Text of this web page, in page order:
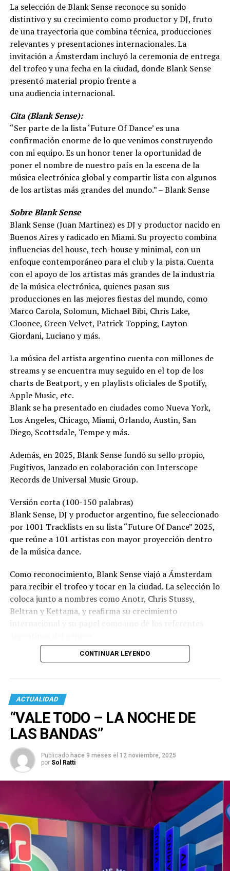
La selección de Blank Sense reconoce su sonido
distintivo y su crecimiento como productor y DJ, fruto
de una trayectoria que combina técnica, producciones
relevantes y presentaciones internacionales. La
invitación a Ámsterdam incluyó la ceremonia de entrega
del trofeo y una fecha en la ciudad, donde Blank Sense
presentó material propio frente a
una audiencia internacional.
Cita (Blank Sense):
“Ser parte de la lista ‘Future Of Dance’ es una
confirmación enorme de lo que venimos construyendo
con mi equipo. Es un honor tener la oportunidad de
poner el nombre de nuestro país en la escena de la
música electrónica global y compartir lista con algunos
de los artistas más grandes del mundo.” – Blank Sense
Sobre Blank Sense
Blank Sense (Juan Martinez) es DJ y productor nacido en
Buenos Aires y radicado en Miami. Su proyecto combina
influencias del house, tech-house y minimal, con un
enfoque contemporáneo para el club y la pista. Cuenta
con el apoyo de los artistas más grandes de la industria
de la música electrónica, quienes pasan sus
producciones en las mejores fiestas del mundo, como
Marco Carola, Solomun, Michael Bibi, Chris Lake,
Cloonee, Green Velvet, Patrick Topping, Layton
Giordani, Luciano y más.
La música del artista argentino cuenta con millones de
streams y se encuentra muy seguido en el top de los
charts de Beatport, y en playlists oficiales de Spotify,
Apple Music, etc.
Blank se ha presentado en ciudades como Nueva York,
Los Angeles, Chicago, Miami, Orlando, Austin, San
Diego, Scottsdale, Tempe y más.
Además, en 2025, Blank Sense fundó su sello propio,
Fugitivos, lanzado en colaboración con Interscope
Records de Universal Music Group.
Versión corta (100-150 palabras)
Blank Sense, DJ y productor argentino, fue seleccionado
por 1001 Tracklists en su lista “Future Of Dance” 2025,
que reúne a 101 artistas con mayor proyección dentro
de la música dance.
Como reconocimiento, Blank Sense viajó a Ámsterdam
para recibir el trofeo y tocar en la ciudad. La selección lo
coloca junto a nombres como Anotr, Chris Stussy,
Beltran y Kettama, y reafirma su crecimiento
CONTINUAR LEYENDO
ACTUALIDAD
“VALE TODO – LA NOCHE DE
LAS BANDAS”
Publicado hace 9 meses el 12 noviembre, 2025
por Sol Ratti